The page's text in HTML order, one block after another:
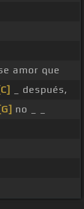
amor que
_ después,
[G] no _ _